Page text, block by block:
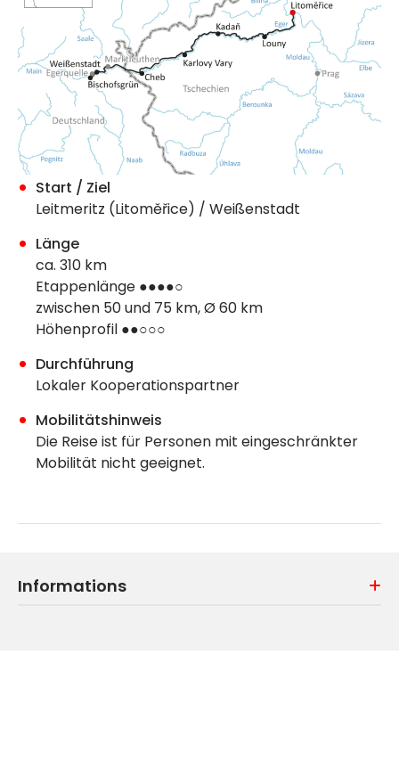
Start / Ziel
Leitmeritz (Litoměřice) / Weißenstadt
Länge
ca. 310 km
Etappenlänge ●●●●○
zwischen 50 und 75 km, Ø 60 km
Höhenprofil ●●○○○
Durchführung
Lokaler Kooperationspartner
Mobilitätshinweis
Die Reise ist für Personen mit eingeschränkter
Mobilität nicht geeignet.
Informations